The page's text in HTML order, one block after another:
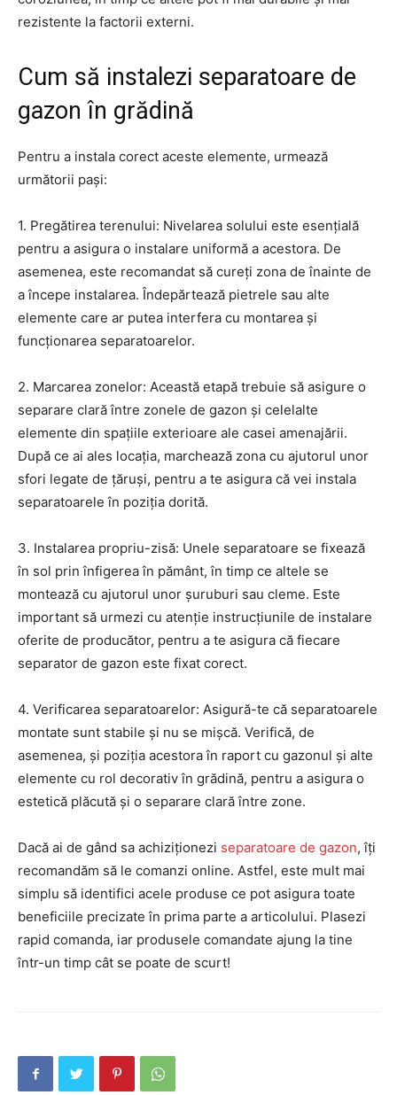
rezistente la factorii externi.
Cum să instalezi separatoare de
gazon în grădină
Pentru a instala corect aceste elemente, urmează
următorii pași:
1. Pregătirea terenului: Nivelarea solului este esențială
pentru a asigura o instalare uniformă a acestora. De
asemenea, este recomandat să cureți zona de înainte de
a începe instalarea. Îndepărtează pietrele sau alte
elemente care ar putea interfera cu montarea și
funcționarea separatoarelor.
2. Marcarea zonelor: Această etapă trebuie să asigure o
separare clară între zonele de gazon și celelalte
elemente din spațiile exterioare ale casei amenajării.
După ce ai ales locația, marchează zona cu ajutorul unor
sfori legate de țăruși, pentru a te asigura că vei instala
separatoarele în poziția dorită.
3. Instalarea propriu-zisă: Unele separatoare se fixează
în sol prin înfigerea în pământ, în timp ce altele se
montează cu ajutorul unor șuruburi sau cleme. Este
important să urmezi cu atenție instrucțiunile de instalare
oferite de producător, pentru a te asigura că fiecare
separator de gazon este fixat corect.
4. Verificarea separatoarelor: Asigură-te că separatoarele
montate sunt stabile și nu se mișcă. Verifică, de
asemenea, și poziția acestora în raport cu gazonul și alte
elemente cu rol decorativ în grădină, pentru a asigura o
estetică plăcută și o separare clară între zone.
Dacă ai de gând sa achiziționezi separatoare de gazon, îți
recomandăm să le comanzi online. Astfel, este mult mai
simplu să identifici acele produse ce pot asigura toate
beneficiile precizate în prima parte a articolului. Plasezi
rapid comanda, iar produsele comandate ajung la tine
într-un timp cât se poate de scurt!